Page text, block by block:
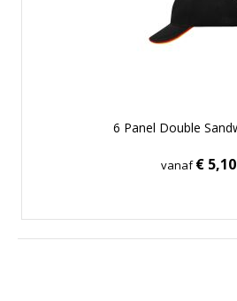
6 Panel Double
vanaf€ 5,10